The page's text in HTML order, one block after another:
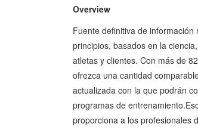
Overview
Fuente definitiva de
principios, basados en la
atletas y clientes. Con más de
ofrezca una cantidad
actualizada con la que podrán
programas de
proporciona a los profesionales